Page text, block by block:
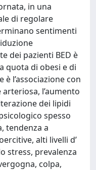
in una
di regolare
sentimenti
dei pazienti BED è
quota di obesi e di
l’associazione con
l’aumento
dei lipidi
spesso
tendenza a
alti livelli d’
stress, prevalenza
colpa,